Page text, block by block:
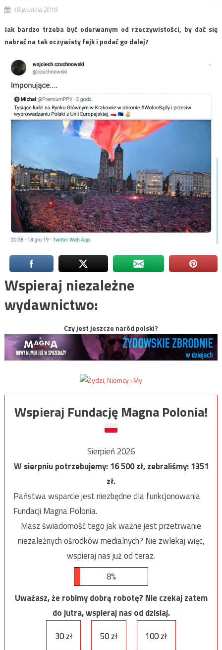
18 grudnia 2019
Jak bardzo trzeba być oderwanym od rzeczywistości, by dać się
nabrać na tak oczywisty fejk i podać go dalej?
Wspieraj niezależne
wydawnictwo:
Czy jest jeszcze naród polski?
Wspieraj Fundację Magna Polonia!
Sierpień 2026
W sierpniu potrzebujemy:16 500zł, zebraliśmy:1351
zł.
Państwa wsparcie jest niezbędne dla funkcjonowania
Fundacji Magna Polonia.
Masz świadomość tego jak ważne jest przetrwanie
niezależnych ośrodków medialnych? Nie zwlekaj więc,
wspieraj nas już od teraz.
8%
Uważasz, że robimy dobrą robotę? Nie czekaj zatem
do jutra, wspieraj nas od dzisiaj.
30 zł
50 zł 100 zł